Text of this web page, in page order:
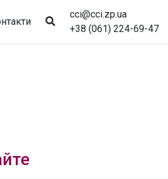
cci@cci.zp.ua
+38 (061) 224-69-47